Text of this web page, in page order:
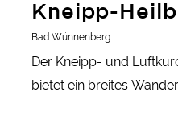
Kneipp-
Bad Wünnenberg
Der Kneipp- und
bietet ein breites